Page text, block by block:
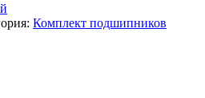
Комплект подшипников